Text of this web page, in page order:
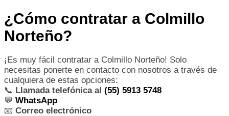
¿Cómo contratar a Colmillo
Norteño?
¡Es muy fácil contratar a Colmillo Norteño! Solo
necesitas ponerte en contacto con nosotros a través de
cualquiera de estas opciones:
📞 Llamada telefónica al (55) 5913 5748
💬 WhatsApp
📧 Correo electrónico